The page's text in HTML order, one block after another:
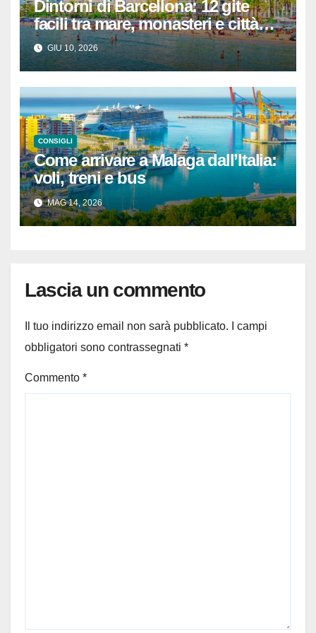
Dintorni di Barcellona: 12 gite
facili tra mare, monasteri e città
catalane (con tempi reali e itinerari
pronti)
GIU 10, 2026
CONSIGLI
Come arrivare a Malaga dall’Italia:
voli, treni e bus
MAG 14, 2026
Lascia un commento
Il tuo indirizzo email non sarà pubblicato.
I campi
obbligatori sono contrassegnati *
Commento *